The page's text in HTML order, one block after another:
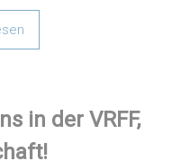
in der VRFF,